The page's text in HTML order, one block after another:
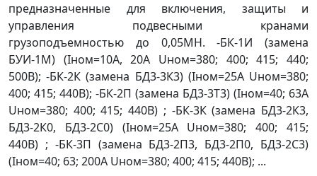
предназначенные для включения, защиты и
управления подвесными кранами
грузоподъемностью до 0,05МН. -БК-1И (замена
БУИ-1М) (Iном=10А, 20А Uном=380; 400; 415; 440;
500В); -БК-2К (замена БД3-3К3) (Iном=25А Uном=380;
400; 415; 440В); -БК-2П (замена БД3-3Т3) (Iном=40; 63А
Uном=380; 400; 415; 440В) ; -БК-3К (замена БД3-2К3,
БД3-2К0, БД3-2С0) (Iном=25А Uном=380; 400; 415;
440В) ; -БК-3П (замена БД3-2П3, БД3-2П0, БД3-2С3)
(Iном=40; 63; 200А Uном=380; 400; 415; 440В); ...